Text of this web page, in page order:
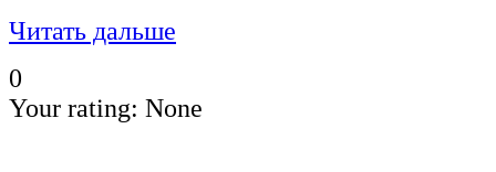
Читать дальше
0
Your rating: None